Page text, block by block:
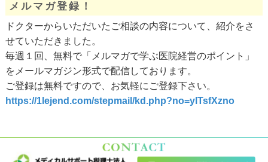
メルマガ登録！
ドクターからいただいたご相談の内容について、紹介をさ
せていただきました。
毎週１回、無料で「メルマガで学ぶ医院経営のポイント」
をメールマガジン形式で配信しております。
ご登録は無料ですので、お気軽にご登録下さい。
https://1lejend.com/stepmail/kd.php?no=ylTsfXzno